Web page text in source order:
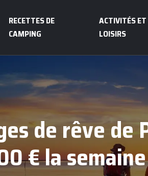
RECETTES DE
CAMPING
ACTIVITÉS ET
LOISIRS
de rêve de
€ la